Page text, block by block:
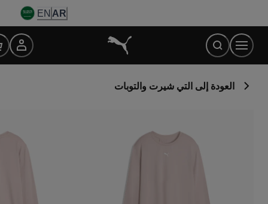
Content
AR
EN
العودة إلى التي شيرت والتوبات